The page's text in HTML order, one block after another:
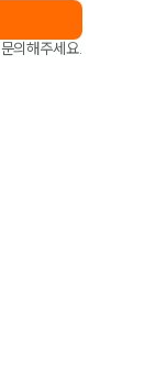
의해주세요.